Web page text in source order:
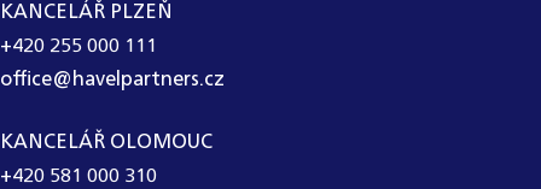
KANCELÁŘ PLZEŇ
+420 255 000 111
office@havelpartners.cz
KANCELÁŘ OLOMOUC
+420 581 000 310